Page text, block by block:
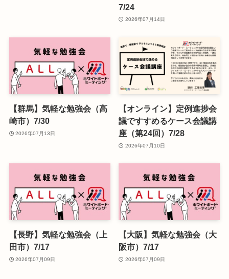
7/24
2026年07月14日
【群馬】気軽な勉強会（高
崎市）7/30
2026年07月13日
【オンライン】定例進捗会
議ですすめるケース会議講
座（第24回）7/28
2026年07月10日
【長野】気軽な勉強会（上
田市）7/17
2026年07月09日
【大阪】気軽な勉強会（大
阪市）7/17
2026年07月09日